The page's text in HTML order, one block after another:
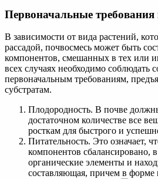
Первоначальные требования
В зависимости от вида растений,
рассадой, почвосмесь может быть
компонентов, смешанных в тех или
всех случаях необходимо соблюдать
первоначальным требованиям,
субстратам.
Плодородность. В почве
достаточном количестве все
росткам для быстрого и
Питательность. Это означает,
компонентов сбалансировано,
органические элементы и
составляющая, причем в форме